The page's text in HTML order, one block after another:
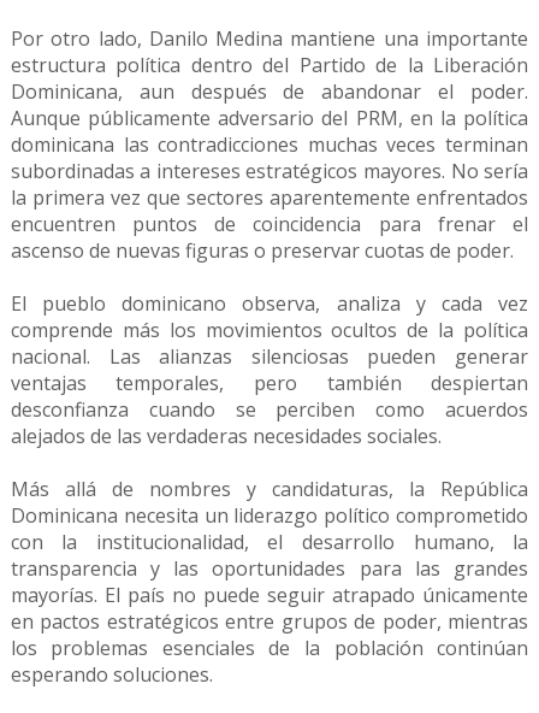
Por otro lado, Danilo Medina mantiene una importante
estructura política dentro del Partido de la Liberación
Dominicana, aun después de abandonar el poder.
Aunque públicamente adversario del PRM, en la política
dominicana las contradicciones muchas veces terminan
subordinadas a intereses estratégicos mayores. No sería
la primera vez que sectores aparentemente enfrentados
encuentren puntos de coincidencia para frenar el
ascenso de nuevas figuras o preservar cuotas de poder.
El pueblo dominicano observa, analiza y cada vez
comprende más los movimientos ocultos de la política
nacional. Las alianzas silenciosas pueden generar
ventajas temporales, pero también despiertan
desconfianza cuando se perciben como acuerdos
alejados de las verdaderas necesidades sociales.
Más allá de nombres y candidaturas, la República
Dominicana necesita un liderazgo político comprometido
con la institucionalidad, el desarrollo humano, la
transparencia y las oportunidades para las grandes
mayorías. El país no puede seguir atrapado únicamente
en pactos estratégicos entre grupos de poder, mientras
los problemas esenciales de la población continúan
esperando soluciones.